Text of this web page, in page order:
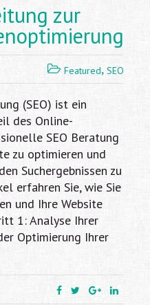
zur
Featured, SEO
(SEO) ist ein
des Online-
SEO Beratung
zu optimieren und
Suchergebnissen zu
erfahren Sie, wie Sie
und Ihre Website
1: Analyse Ihrer
Optimierung Ihrer